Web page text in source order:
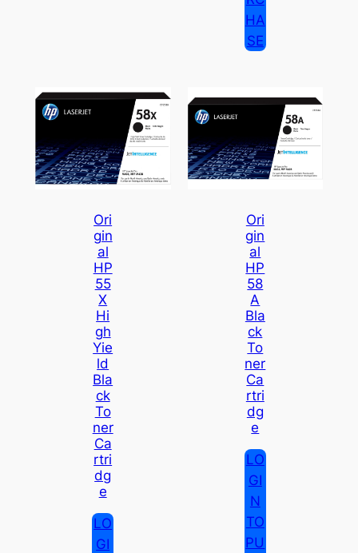
HA
SE
Ori
Gin
Al
HP
55
X
Hi
Gh
Yie
Ld
Bla
Ck
To
Ner
Ca
Rtri
Dg
E
LO
GI
Ori
Gin
Al
HP
58
A
Bla
Ck
To
Ner
Ca
Rtri
Dg
E
LO
GI
N
TO
PU